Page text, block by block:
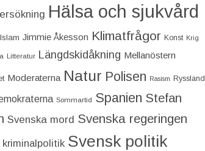
Hälsa och sjukvård
Islam Jimmie Åkesson Klimatfrågor Konst Krig
Litteratur Längdskidåkning Mellanöstern
Moderaterna Natur Polisen Rasism Ryssland
Sommartid Spanien Stefan
Svenska mord Svenska regeringen
kriminalpolitik Svensk politik